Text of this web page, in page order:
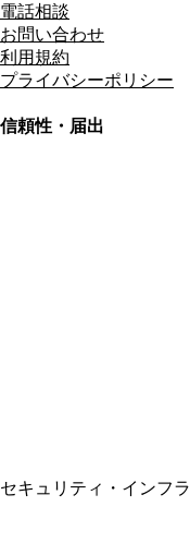
電話相談
お問い合わせ
利用規約
プライバシーポリシー
信頼性・届出
セキュリティ・インフラ